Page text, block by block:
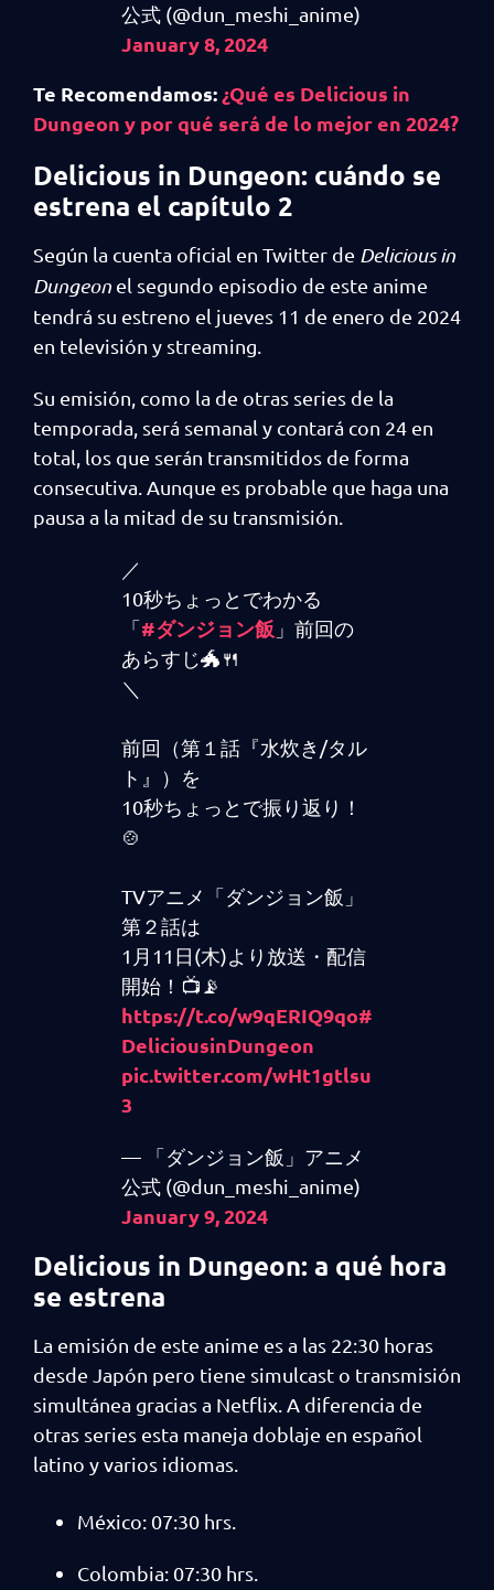
公式 (@dun_meshi_anime)
January 8, 2024
Te Recomendamos: ¿Qué es Delicious in
Dungeon y por qué será de lo mejor en 2024?
Delicious in Dungeon: cuándo se
estrena el capítulo 2
Según la cuenta oficial en Twitter de Delicious in
Dungeon el segundo episodio de este anime
tendrá su estreno el jueves 11 de enero de 2024
en televisión y streaming.
Su emisión, como la de otras series de la
temporada, será semanal y contará con 24 en
total, los que serán transmitidos de forma
consecutiva. Aunque es probable que haga una
pausa a la mitad de su transmisión.
／
10秒ちょっとでわかる
「#ダンジョン飯 」前回の
あらすじ🐲🍴
＼
前回（第１話『水炊き/タル
ト』）を
10秒ちょっとで振り返り！
🍲
TVアニメ「ダンジョン飯」
第２話は
1月11日(木)より放送・配信
開始！📺📡
https://t.co/w9qERIQ9qo#
DeliciousinDungeon
pic.twitter.com/wHt1gtlsu
3
— 「ダンジョン飯」アニメ
公式 (@dun_meshi_anime)
January 9, 2024
Delicious in Dungeon: a qué hora
se estrena
La emisión de este anime es a las 22:30 horas
desde Japón pero tiene simulcast o transmisión
simultánea gracias a Netflix. A diferencia de
otras series esta maneja doblaje en español
latino y varios idiomas.
México: 07:30 hrs.
Colombia: 07:30 hrs.